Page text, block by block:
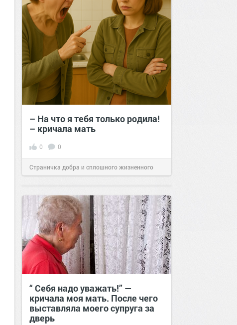
– На что я тебя только родила!
– кричала мать
0 0
Страничка добра и сплошного жизненного
“ Себя надо уважать!” —
кричала моя мать. После чего
выставляла моего супруга за
дверь